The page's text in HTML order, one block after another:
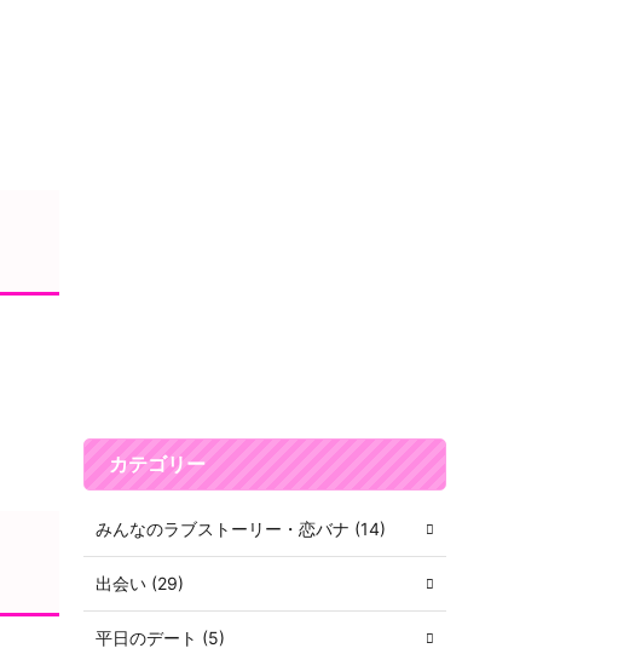
カテゴリー
みんなのラブストーリー・恋バナ (14)
出会い (29)
平日のデート (5)